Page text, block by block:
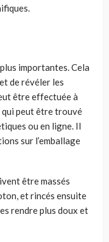
importantes. Cela
de révéler les
être effectuée à
qui peut être trouvé
ou en ligne. Il
sur l’emballage
être massés
et rincés ensuite
rendre plus doux et